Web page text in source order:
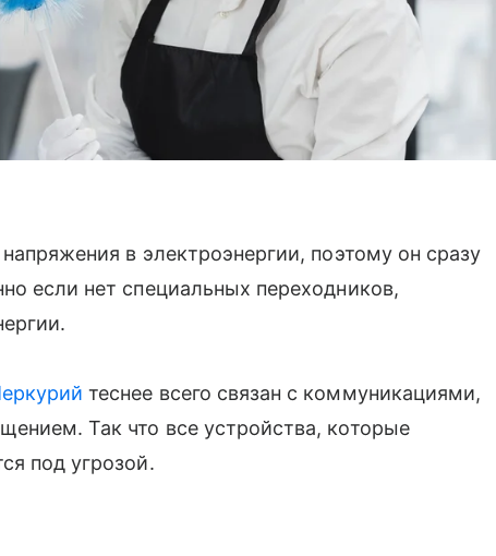
в электроэнергии, поэтому он сразу
если нет специальных переходников,
теснее всего связан с коммуникациями,
Так что все устройства, которые
под угрозой.